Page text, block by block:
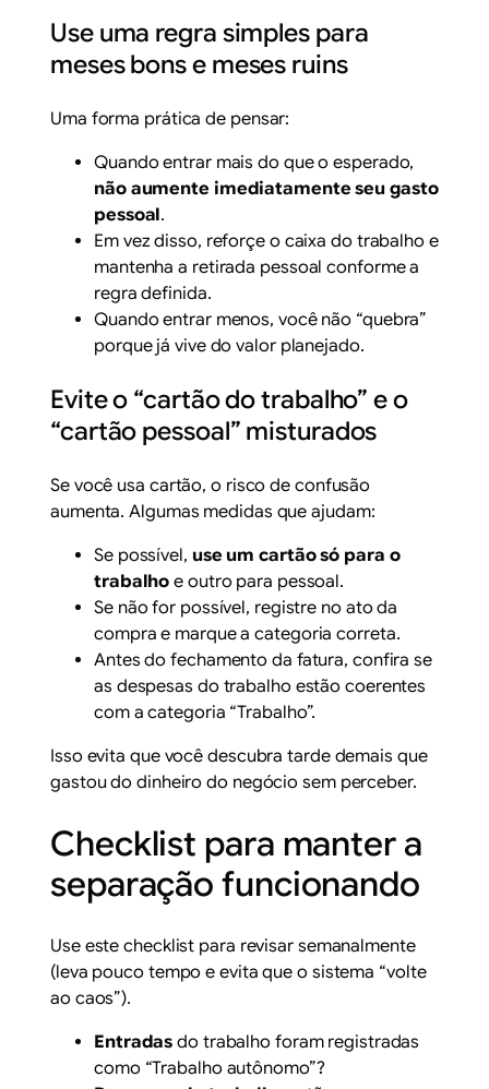
Use uma regra simples para
meses bons e meses ruins
Uma forma prática de pensar:
Quando entrar mais do que o esperado,
não aumente imediatamente seu gasto
pessoal.
Em vez disso, reforçe o caixa do trabalho e
mantenha a retirada pessoal conforme a
regra definida.
Quando entrar menos, você não “quebra”
porque já vive do valor planejado.
Evite o “cartão do trabalho” e o
“cartão pessoal” misturados
Se você usa cartão, o risco de confusão
aumenta. Algumas medidas que ajudam:
Se possível, use um cartão só para o
trabalho e outro para pessoal.
Se não for possível, registre no ato da
compra e marque a categoria correta.
Antes do fechamento da fatura, confira se
as despesas do trabalho estão coerentes
com a categoria “Trabalho”.
Isso evita que você descubra tarde demais que
gastou do dinheiro do negócio sem perceber.
Checklist para manter a
separação funcionando
Use este checklist para revisar semanalmente
(leva pouco tempo e evita que o sistema “volte
ao caos”).
Entradas do trabalho foram registradas
como “Trabalho autônomo”?